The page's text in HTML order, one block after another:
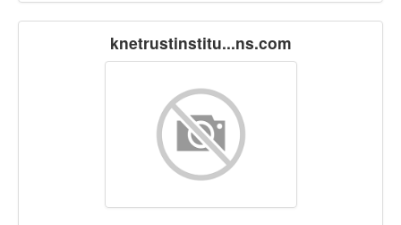
knetrustinstitu...ns.com